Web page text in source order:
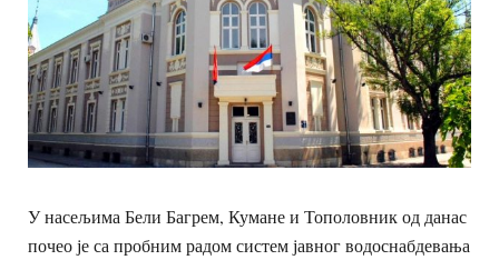
У насељима Бели Багрем, Кумане и Тополовник од данас
почео је са пробним радом систем јавног водоснабдевања